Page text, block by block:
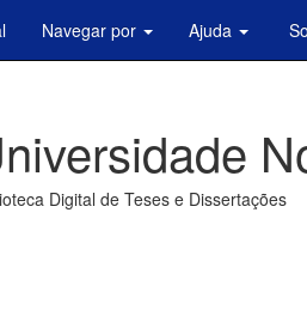
Navegar por Ajuda
Digital de Teses e Dissertações